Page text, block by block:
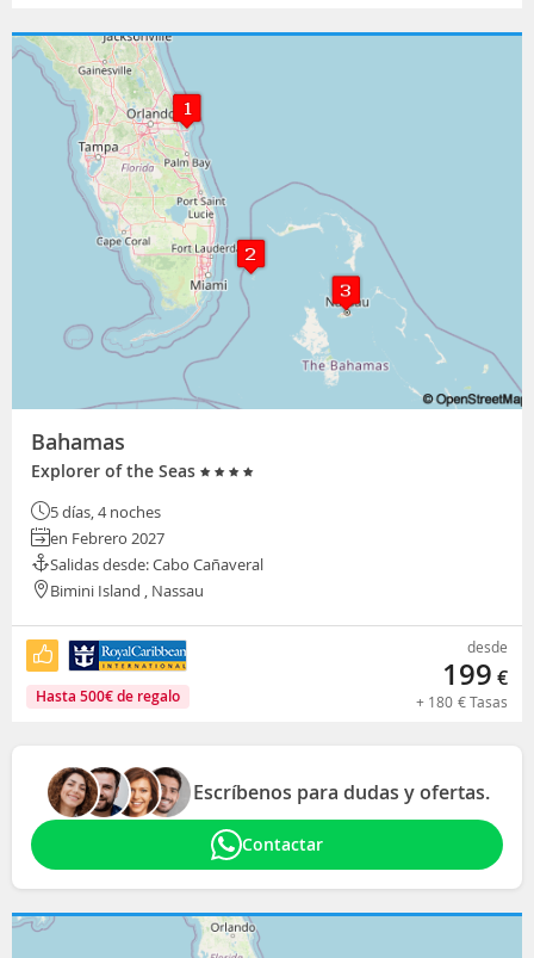
Bahamas
Explorer of the Seas
5 días, 4 noches
en Febrero 2027
Salidas desde: Cabo Cañaveral
Bimini Island , Nassau
Hasta 500€de regalo
desde
199 €
+ 180 €Tasas
Escríbenos para dudas y ofertas.
Contactar